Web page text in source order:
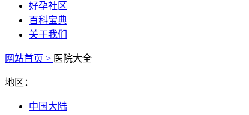
好孕社区
百科宝典
关于我们
网站首页 > 医院大全
地区：
中国大陆